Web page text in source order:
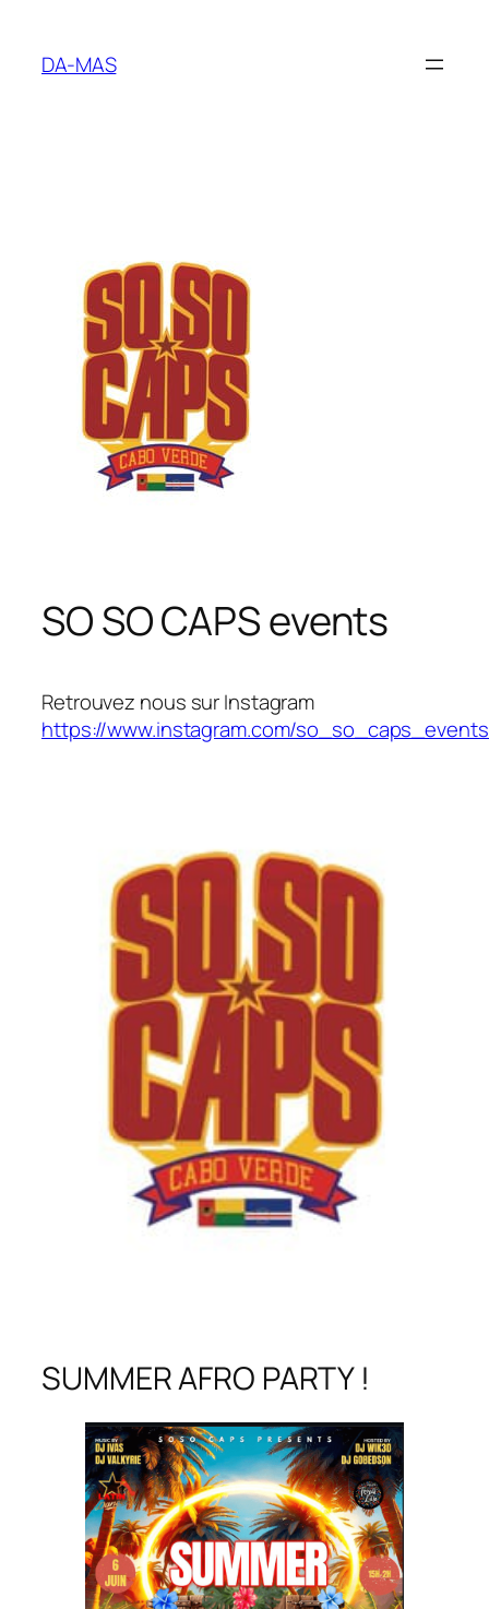
contenu
DA-MAS
SO SO CAPS events
Retrouvez nous sur Instagram
https://www.instagram.com/
SUMMER AFRO PARTY !